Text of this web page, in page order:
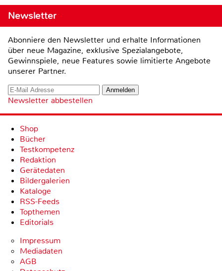
Newsletter
Abonniere den Newsletter und erhalte Informationen
über neue Magazine, exklusive Spezialangebote,
Gewinnspiele, neue Features sowie limitierte Angebote
unserer Partner.
Newsletter abbestellen
Shop
Bücher
Testkompetenz
Redaktion
Gerätedaten
Bildergalerien
Kataloge
RSS-Feeds
Topthemen
Editorials
Impressum
Mediadaten
AGB